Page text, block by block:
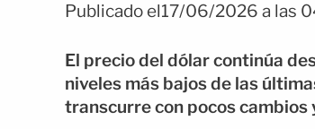
Publicado el17/06/2026 a las
El precio del dólar continúa
niveles más bajos de las
transcurre con pocos cambios